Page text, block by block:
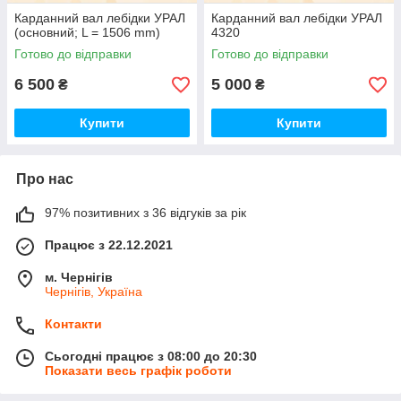
Карданний вал лебідки УРАЛ
(основний; L = 1506 mm)
Готово до відправки
6 500 ₴
Купити
Карданний вал лебідки УРАЛ
4320
Готово до відправки
5 000 ₴
Купити
Про нас
97% позитивних з 36 відгуків за рік
Працює з 22.12.2021
м. Чернігів
Чернігів, Україна
Контакти
Сьогодні працює з 08:00 до 20:30
Показати весь графік роботи